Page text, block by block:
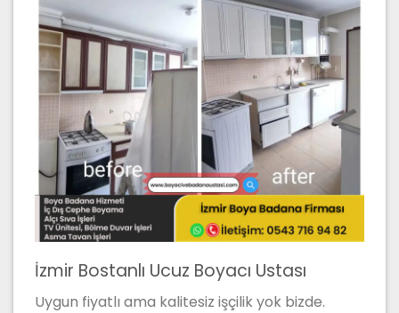
İzmir Bostanlı Ucuz Boyacı Ustası
Uygun fiyatlı ama kalitesiz işçilik yok bizde.